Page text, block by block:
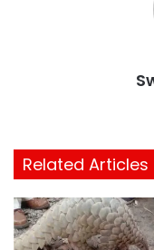
Related Articles